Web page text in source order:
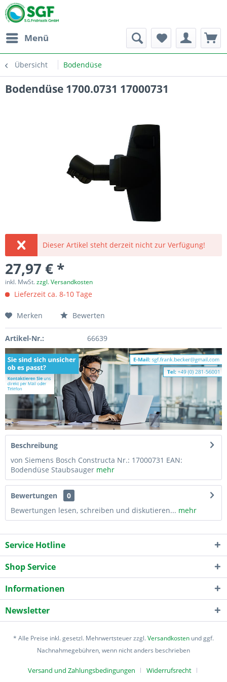
Menü
Übersicht Bodendüse
Bodendüse 1700.0731 17000731
Dieser Artikel steht derzeit nicht zur Verfügung!
27,97 € *
inkl. MwSt.zzgl. Versandkosten
Lieferzeit ca. 8-10 Tage
Merken Bewerten
Artikel-Nr.: 66639
Beschreibung
von Siemens Bosch Constructa Nr.: 17000731 EAN:
Bodendüse Staubsauger mehr
Bewertungen
0
Bewertungen lesen, schreiben und diskutieren... mehr
Service Hotline
Shop Service
Informationen
Newsletter
* Alle Preise inkl. gesetzl. Mehrwertsteuer zzgl.Versandkosten und ggf.
Nachnahmegebühren, wenn nicht anders beschrieben
Versand und Zahlungsbedingungen Widerrufsrecht